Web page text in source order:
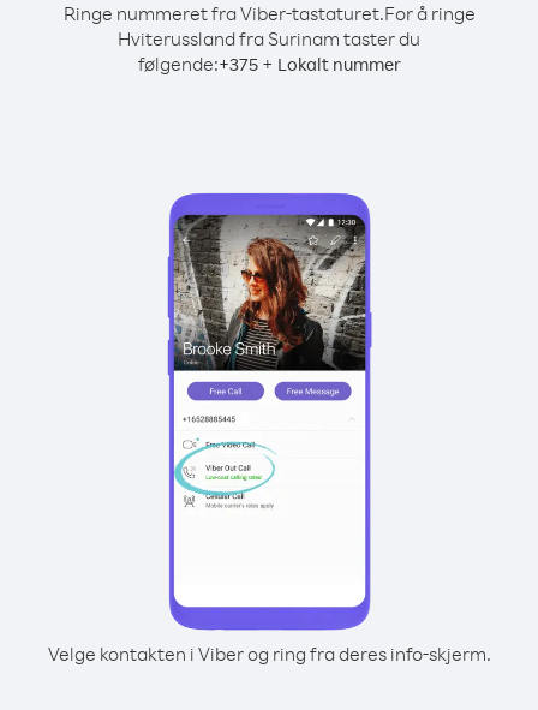
Ringe nummeret fra Viber-tastaturet.For å ringe
Hviterussland fra Surinam taster du
følgende:+375+ Lokalt nummer
Velge kontakten i Viber og ring fra deres info-skjerm.